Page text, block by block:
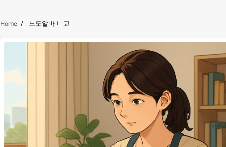
Home 노도알바 비교